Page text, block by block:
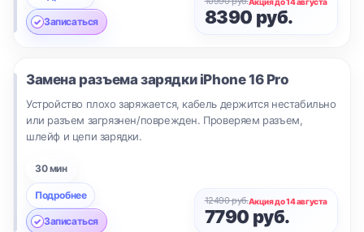
Записаться 8390 руб.
Замена разъема зарядки iPhone 16 Pro
Устройство плохо заряжается, кабель держится нестабильно
или разъем загрязнен/поврежден. Проверяем разъем,
шлейф и цепи зарядки.
30 мин
Подробнее
Записаться
12490 руб.Акция до 14 августа
7790 руб.